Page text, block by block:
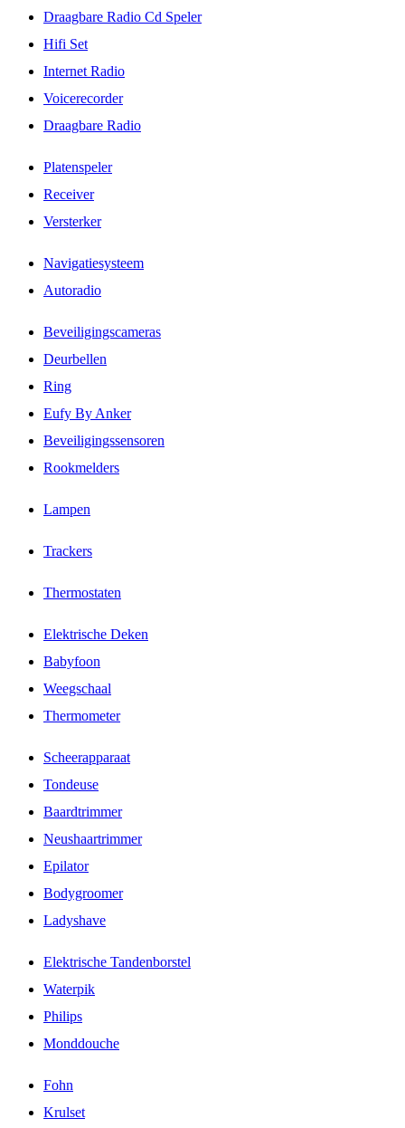
Draagbare Radio Cd Speler
Hifi Set
Internet Radio
Voicerecorder
Draagbare Radio
Platenspeler
Receiver
Versterker
Navigatiesysteem
Autoradio
Beveiligingscameras
Deurbellen
Ring
Eufy By Anker
Beveiligingssensoren
Rookmelders
Lampen
Trackers
Thermostaten
Elektrische Deken
Babyfoon
Weegschaal
Thermometer
Scheerapparaat
Tondeuse
Baardtrimmer
Neushaartrimmer
Epilator
Bodygroomer
Ladyshave
Elektrische Tandenborstel
Waterpik
Philips
Monddouche
Fohn
Krulset